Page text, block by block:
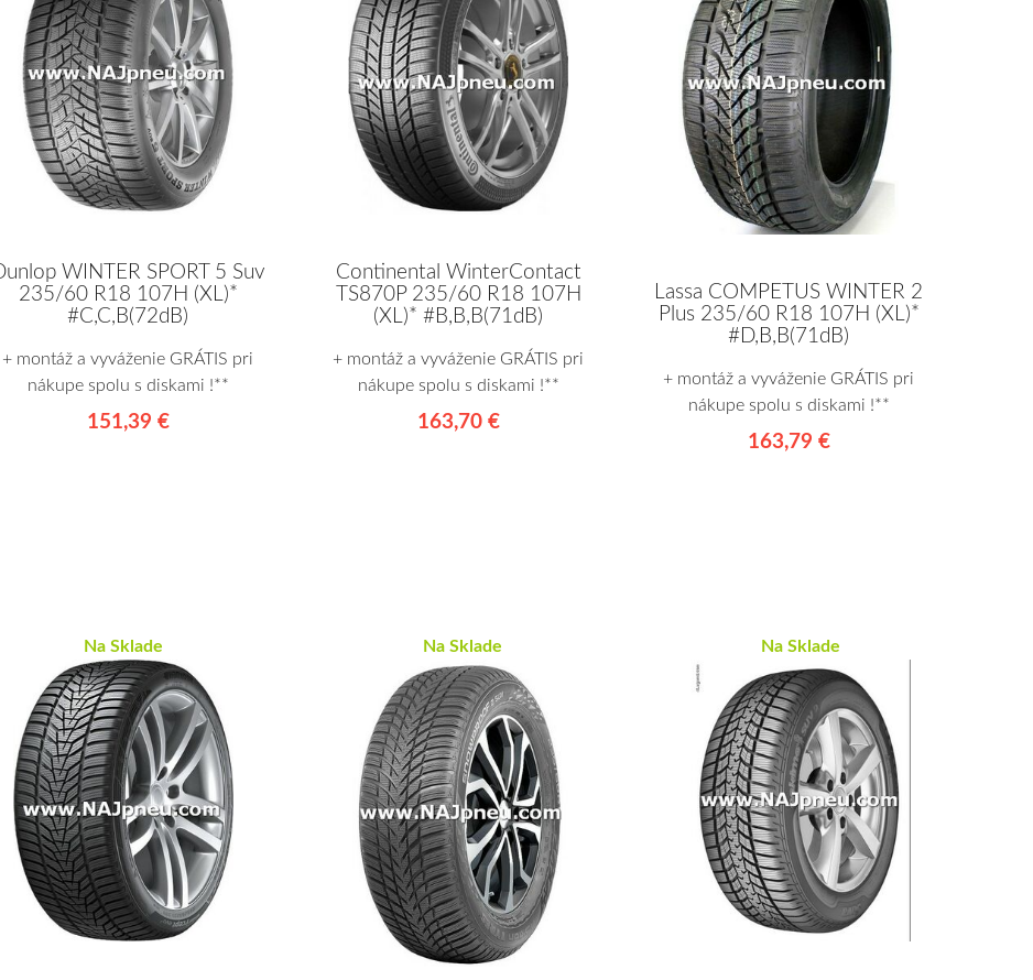
Dunlop WINTER SPORT 5 Suv
235/60 R18 107H (XL)*
#C,C,B(72dB)
+ montáž a vyváženie GRÁTIS pri
nákupe spolu s diskami !**
151,39 €
Continental WinterContact
TS870P 235/60 R18 107H
(XL)* #B,B,B(71dB)
+ montáž a vyváženie GRÁTIS pri
nákupe spolu s diskami !**
163,70 €
Lassa COMPETUS WINTER 2
Plus 235/60 R18 107H (XL)*
#D,B,B(71dB)
+ montáž a vyváženie GRÁTIS pri
nákupe spolu s diskami !**
163,79 €
Na Sklade Na Sklade Na Sklade